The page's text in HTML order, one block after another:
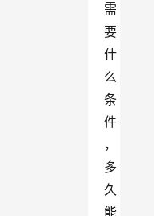
需
要
什
么
条
件
，
多
久
能